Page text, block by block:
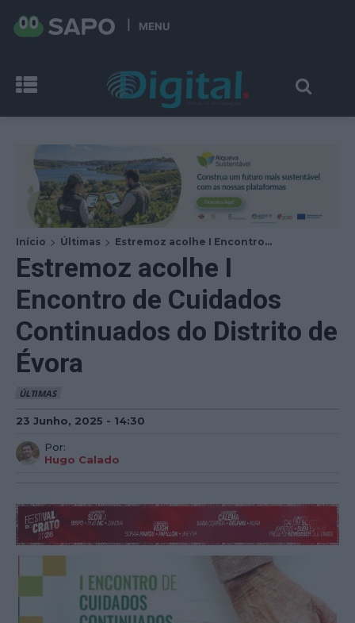
MENU
Início Últimas Estremoz acolhe I Encontro...
Estremoz acolhe I
Encontro de Cuidados
Continuados do Distrito de
Évora
ÚLTIMAS
23 Junho, 2025 - 14:30
Por:
Hugo Calado